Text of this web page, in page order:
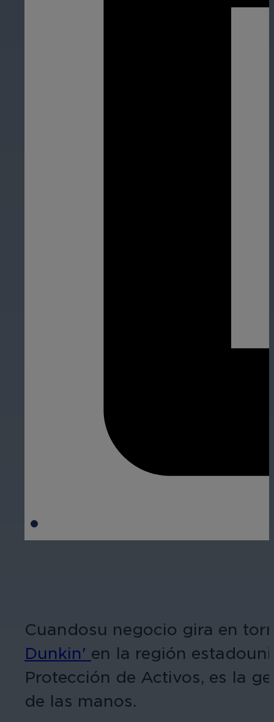
Cuandosu negocio gira en
Dunkin' en la región
Protección de Activos, es la
de las manos.